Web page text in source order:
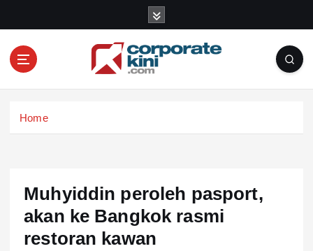
o
Home
Muhyiddin peroleh pasport,
akan ke Bangkok rasmi
restoran kawan